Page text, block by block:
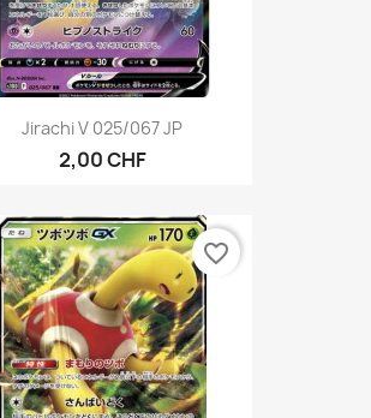
Jirachi V 025/067 JP
2,00 CHF
favorite_border